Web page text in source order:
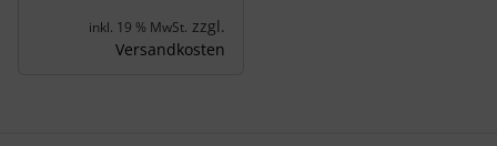
inkl. 19 % MwSt. zzgl.
Versandkosten